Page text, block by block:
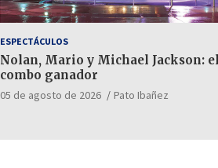
ESPECTÁCULOS
Nolan, Mario y Michael Jackson: el
combo ganador
05 de agosto de 2026 Pato Ibañez